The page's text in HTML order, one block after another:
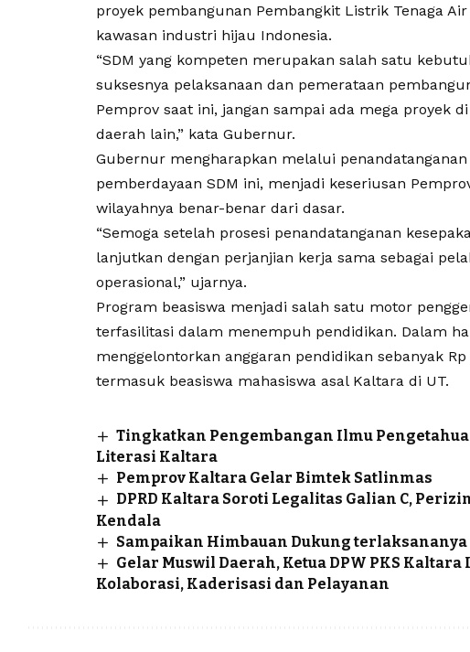
proyek pembangunan Pembangkit Listrik Tenaga
kawasan industri hijau Indonesia.
“SDM yang kompeten merupakan salah satu
suksesnya pelaksanaan dan pemerataan
Pemprov saat ini, jangan sampai ada mega proyek
daerah lain,” kata Gubernur.
Gubernur mengharapkan melalui
pemberdayaan SDM ini, menjadi keseriusan
wilayahnya benar-benar dari dasar.
“Semoga setelah prosesi penandatanganan
lanjutkan dengan perjanjian kerja sama sebagai
operasional,” ujarnya.
Program beasiswa menjadi salah satu motor
terfasilitasi dalam menempuh pendidikan. Dalam
menggelontorkan anggaran pendidikan sebanyak
termasuk beasiswa mahasiswa asal Kaltara di UT.
Tingkatkan Pengembangan Ilmu
Literasi Kaltara
Pemprov Kaltara Gelar Bimtek Satlinmas
DPRD Kaltara Soroti Legalitas Galian C,
Kendala
Sampaikan Himbauan Dukung terlaksananya
Gelar Muswil Daerah, Ketua DPW PKS
Kolaborasi, Kaderisasi dan Pelayanan